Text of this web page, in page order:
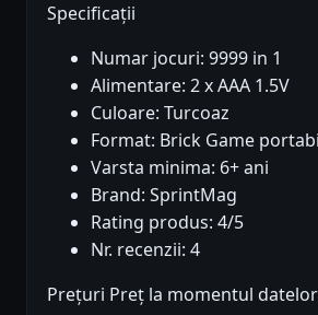
Specificații
Numar jocuri: 9999 in 1
Alimentare: 2 x AAA 1.5V
Culoare: Turcoaz
Format: Brick Game
Varsta minima: 6+ ani
Brand: SprintMag
Rating produs: 4/5
Nr. recenzii: 4
Prețuri Preț la momentul